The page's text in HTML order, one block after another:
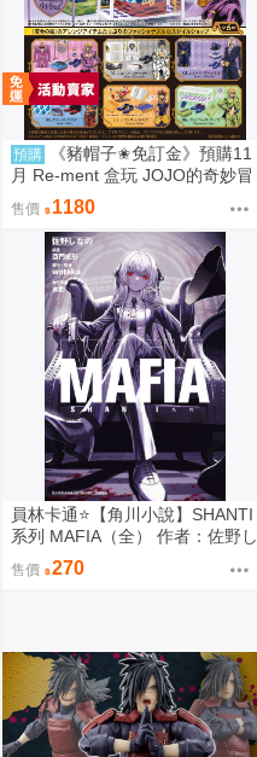
預購
《豬帽子✬免訂金》預購11
月 Re-ment 盒玩 JOJO的奇妙冒
險 服裝精品店 黃金之風 中盒6入
0816
售價 1180
員林卡通⭐️【角川小說】SHANTI
系列 MAFIA（全） 作者：佐野し
なの (附尼采書套)
售價 270